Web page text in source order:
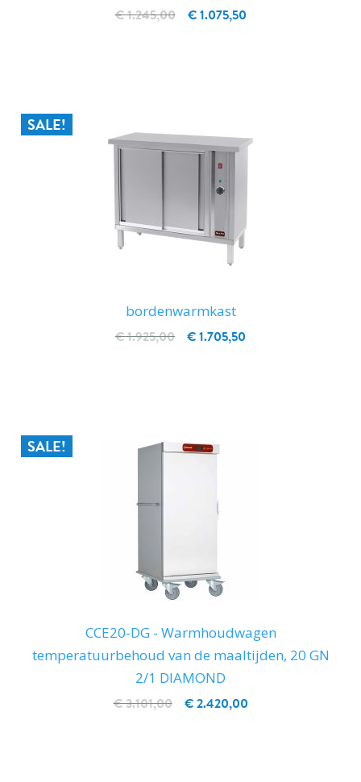
€ 1.075,50
€ 1.245,00
SALE!
bordenwarmkast
€ 1.705,50
€ 1.925,00
SALE!
CCE20-DG - Warmhoudwagen
temperatuurbehoud van de maaltijden, 20 GN
2/1 DIAMOND
€ 2.420,00
€ 3.101,00